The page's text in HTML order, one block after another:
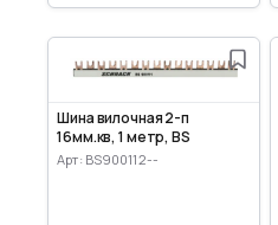
Шина вилочная 2-п
16мм.кв, 1 метр, BS
Арт: BS900112--